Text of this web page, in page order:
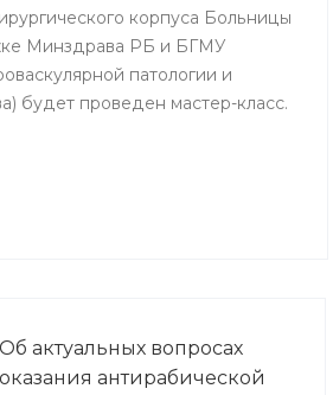
корпуса Больницы
Минздрава РБ и БГМУ
патологии и
будет проведен мастер-класс.
Об актуальных вопросах
оказания антирабической